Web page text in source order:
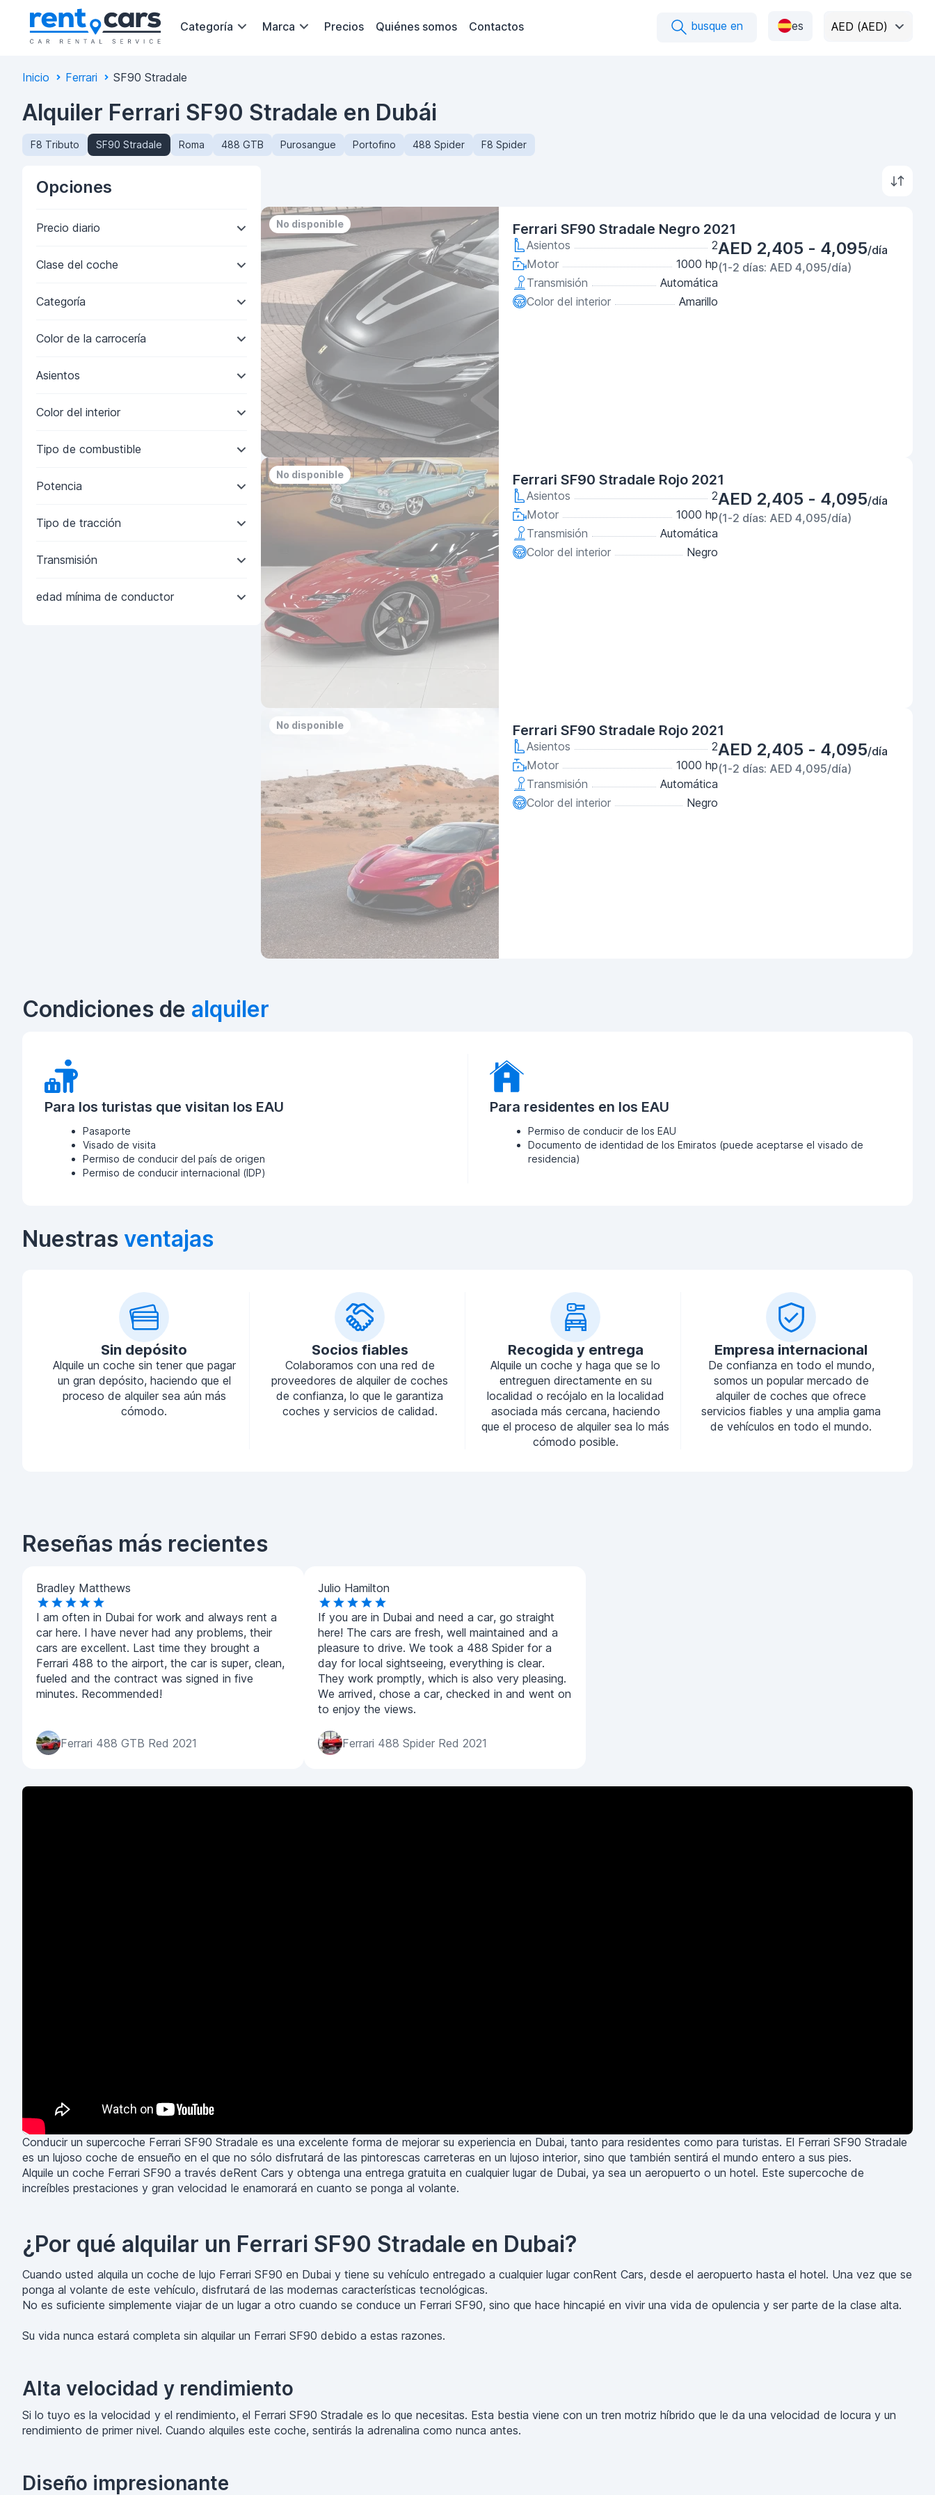
Categoría Marca Precios Quiénes somos Contactos busque en es AED (AED)
Inicio Ferrari SF90 Stradale
Alquiler Ferrari SF90 Stradale en Dubái
F8 Tributo SF90 Stradale Roma 488 GTB Purosangue Portofino 488 Spider F8 Spider
Opciones
Precio diario
Clase del coche
Categoría
Color de la carrocería
Asientos
Color del interior
Tipo de combustible
Potencia
Tipo de tracción
Transmisión
edad mínima de conductor
No disponible Ferrari SF90 Stradale Negro 2021
Asientos
2
Motor
1000 hp
Transmisión
Automática
Color del interior
Amarillo
AED 2,405 - 4,095/día
(1-2 días: AED 4,095/día)
No disponible Ferrari SF90 Stradale Rojo 2021
Asientos
2
Motor
1000 hp
Transmisión
Automática
Color del interior
Negro
AED 2,405 - 4,095/día
(1-2 días: AED 4,095/día)
No disponible Ferrari SF90 Stradale Rojo 2021
Asientos
2
Motor
1000 hp
Transmisión
Automática
Color del interior
Negro
AED 2,405 - 4,095/día
(1-2 días: AED 4,095/día)
Condiciones de alquiler
Para los turistas que visitan los EAU
Pasaporte
Visado de visita
Permiso de conducir del país de origen
Permiso de conducir internacional (IDP)
Para residentes en los EAU
Permiso de conducir de los EAU
Documento de identidad de los Emiratos (puede aceptarse el visado de
residencia)
Nuestras ventajas
Sin depósito
Alquile un coche sin tener que pagar
un gran depósito, haciendo que el
proceso de alquiler sea aún más
cómodo.
Socios fiables
Colaboramos con una red de
proveedores de alquiler de coches
de confianza, lo que le garantiza
coches y servicios de calidad.
Recogida y entrega
Alquile un coche y haga que se lo
entreguen directamente en su
localidad o recójalo en la localidad
asociada más cercana, haciendo
que el proceso de alquiler sea lo más
cómodo posible.
Empresa internacional
De confianza en todo el mundo,
somos un popular mercado de
alquiler de coches que ofrece
servicios fiables y una amplia gama
de vehículos en todo el mundo.
Reseñas más recientes
Bradley Matthews
I am often in Dubai for work and always rent a
car here. I have never had any problems, their
cars are excellent. Last time they brought a
Ferrari 488 to the airport, the car is super, clean,
fueled and the contract was signed in five
minutes. Recommended!
Ferrari 488 GTB Red 2021
Julio Hamilton
If you are in Dubai and need a car, go straight
here! The cars are fresh, well maintained and a
pleasure to drive. We took a 488 Spider for a
day for local sightseeing, everything is clear.
They work promptly, which is also very pleasing.
We arrived, chose a car, checked in and went on
to enjoy the views.
Ferrari 488 Spider Red 2021
Conducir un supercoche Ferrari SF90 Stradale es una excelente forma de mejorar su experiencia en Dubai, tanto para residentes como para turistas. El Ferrari SF90 Stradale
es un lujoso coche de ensueño en el que no sólo disfrutará de las pintorescas carreteras en un lujoso interior, sino que también sentirá el mundo entero a sus pies.
Alquile un coche Ferrari SF90 a través deRent Cars y obtenga una entrega gratuita en cualquier lugar de Dubai, ya sea un aeropuerto o un hotel. Este supercoche de
increíbles prestaciones y gran velocidad le enamorará en cuanto se ponga al volante.
¿Por qué alquilar un Ferrari SF90 Stradale en Dubai?
Cuando usted alquila un coche de lujo Ferrari SF90 en Dubai y tiene su vehículo entregado a cualquier lugar conRent Cars, desde el aeropuerto hasta el hotel. Una vez que se
ponga al volante de este vehículo, disfrutará de las modernas características tecnológicas.
No es suficiente simplemente viajar de un lugar a otro cuando se conduce un Ferrari SF90, sino que hace hincapié en vivir una vida de opulencia y ser parte de la clase alta.
Su vida nunca estará completa sin alquilar un Ferrari SF90 debido a estas razones.
Alta velocidad y rendimiento
Si lo tuyo es la velocidad y el rendimiento, el Ferrari SF90 Stradale es lo que necesitas. Esta bestia viene con un tren motriz híbrido que le da una velocidad de locura y un
rendimiento de primer nivel. Cuando alquiles este coche, sentirás la adrenalina como nunca antes.
Diseño impresionante